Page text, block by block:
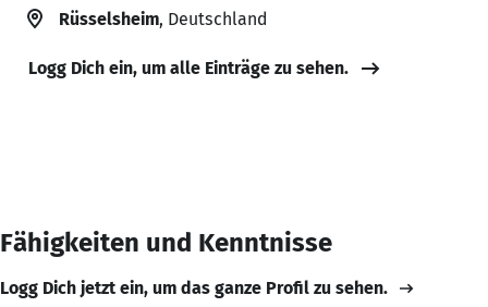
Rüsselsheim, Deutschland
Logg Dich ein, um alle Einträge zu sehen.
Fähigkeiten und Kenntnisse
Logg Dich jetzt ein, um das ganze Profil zu sehen.